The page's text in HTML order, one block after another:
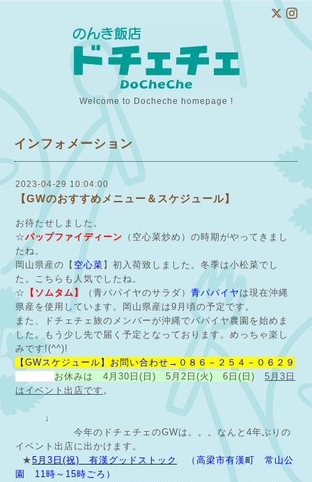
Welcome to Docheche homepage !
インフォメーション
2023-04-29 10:04:00
【GWのおすすめメニュー＆スケジュール】
お待たせしました。
☆パップファイディーン （空心菜炒め）の時期がやってきまし
たね。
岡山県産の【 空心菜 】初入荷致しました。冬季は小松菜でし
た。こちらも人気でしたね。
☆
【ソムタム】 （青パパイヤのサラダ） 青パパイヤは現在沖縄
県産を使用しています。岡山県産は9月頃の予定です。
また、ドチェチェ旅のメンバーが沖縄でパパイヤ農園を始めま
した。もう少し先で届く予定となっております。めっちゃ楽し
みです!(^^)!
【GWスケジュール】お問い合わせ→０８６－２５４－０６２９
お休みは 4月30日(日) 5月2日(火) 6日(日)
5月3日
はイベント出店です 。
↓
今年のドチェチェのGWは。。。なんと4年ぶりの
イベント出店に出かけます。
★5月3日(祝) 有漢グッドストック
（高梁市有漢町 常山公
園 11時～15時ごろ）